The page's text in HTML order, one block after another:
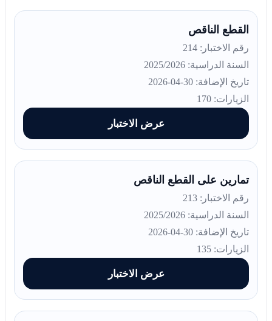
القطع الناقص
رقم الاختبار: 214
السنة الدراسية: 2025/2026
تاريخ الإضافة: 30-04-2026
الزيارات: 170
عرض الاختبار
تمارين على القطع الناقص
رقم الاختبار: 213
السنة الدراسية: 2025/2026
تاريخ الإضافة: 30-04-2026
الزيارات: 135
عرض الاختبار